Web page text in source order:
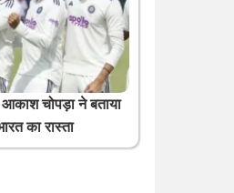
चोपड़ा ने बताया
का रास्ता